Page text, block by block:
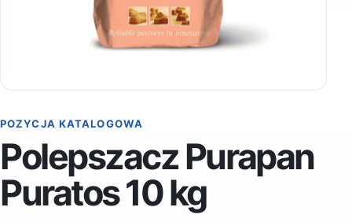
POZYCJA KATALOGOWA
Polepszacz Purapan
Puratos 10 kg